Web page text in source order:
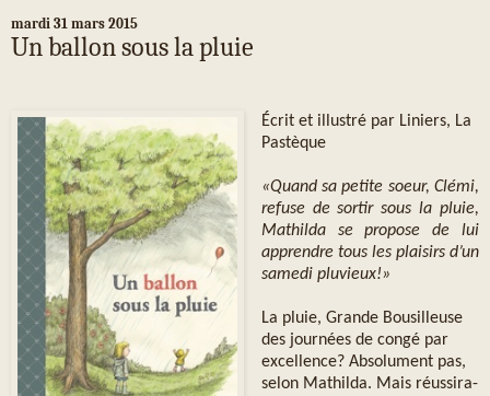
mardi 31 mars 2015
Un ballon sous la pluie
Écrit et illustré par Liniers, La
Pastèque
«Quand sa petite soeur, Clémi,
refuse de sortir sous la pluie,
Mathilda se propose de lui
apprendre tous les plaisirs d’un
samedi pluvieux!»
La pluie, Grande Bousilleuse
des journées de congé par
excellence? Absolument pas,
selon Mathilda. Mais réussira-